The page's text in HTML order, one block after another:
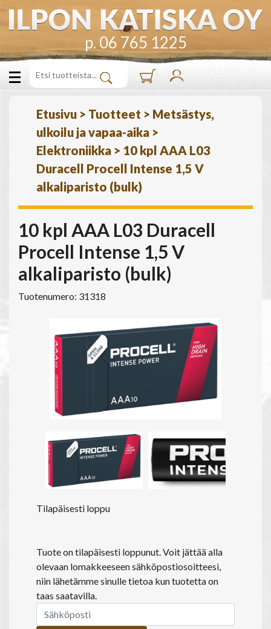
p. 06 765 1225
Etusivu > Tuotteet > Metsästys,
ulkoilu ja vapaa-aika >
Elektroniikka > 10 kpl AAA L03
Duracell Procell Intense 1,5 V
alkaliparisto (bulk)
10 kpl AAA L03 Duracell
Procell Intense 1,5 V
alkaliparisto (bulk)
Tuotenumero: 31318
Tilapäisesti loppu
Tuote on tilapäisesti loppunut. Voit jättää alla
olevaan lomakkeeseen sähköpostiosoitteesi,
niin lähetämme sinulle tietoa kun tuotetta on
taas saatavilla.